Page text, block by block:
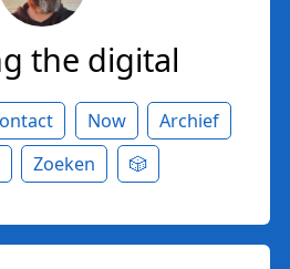
the digital
Now
Archief
Zoeken 🎲